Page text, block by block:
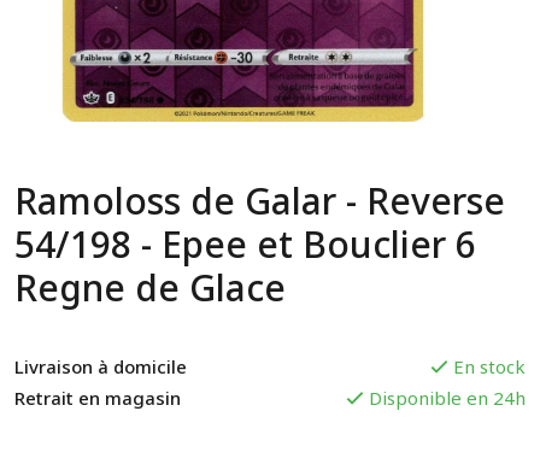
Ramoloss de Galar - Reverse
54/198 - Epee et Bouclier 6
Regne de Glace
Livraison à domicile
En stock
Retrait en magasin
Disponible en 24h